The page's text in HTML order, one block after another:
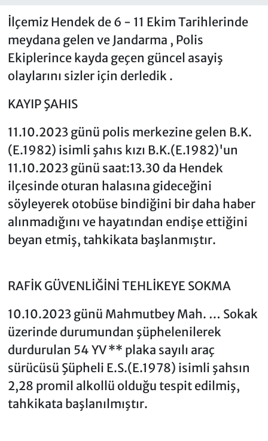
İlçemiz Hendek de 6 - 11 Ekim Tarihlerinde
meydana gelen ve Jandarma , Polis
Ekiplerince kayda geçen güncel asayiş
olaylarını sizler için derledik .
KAYIP ŞAHIS
11.10.2023 günü polis merkezine gelen B.K.
(E.1982) isimli şahıs kızı B.K.(E.1982)'un
11.10.2023 günü saat:13.30 da Hendek
ilçesinde oturan halasına gideceğini
söyleyerek otobüse bindiğini bir daha haber
alınmadığını ve hayatından endişe ettiğini
beyan etmiş, tahkikata başlanmıştır.
RAFİK GÜVENLİĞİNİ TEHLİKEYE SOKMA
10.10.2023 günü Mahmutbey Mah. … Sokak
üzerinde durumundan şüphelenilerek
durdurulan 54 YV ** plaka sayılı araç
sürücüsü Şüpheli E.S.(E.1978) isimli şahsın
2,28 promil alkollü olduğu tespit edilmiş,
tahkikata başlanılmıştır.